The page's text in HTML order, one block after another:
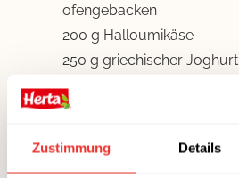
Zustimmung Details
ofengebacken
200 g Halloumikäse
250 g griechischer Joghurt
GETREIDE &
1 gr. Fladenbrot (geviertelt)